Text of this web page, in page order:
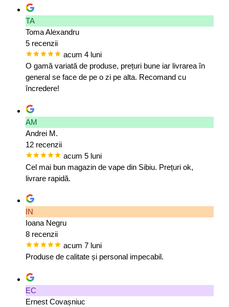
TA
Toma Alexandru
5 recenzii
acum 4 luni
O gamă variată de produse, prețuri bune iar livrarea în
general se face de pe o zi pe alta. Recomand cu
încredere!
AM
Andrei M.
12 recenzii
acum 5 luni
Cel mai bun magazin de vape din Sibiu. Prețuri ok,
livrare rapidă.
IN
Ioana Negru
8 recenzii
acum 7 luni
Produse de calitate și personal impecabil.
EC
Ernest Covașniuc